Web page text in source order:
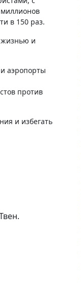
в 150 раз.
жизнью и
аэропорты
против
и избегать